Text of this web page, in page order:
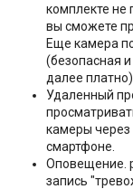
комплекте не
вы сможете
Еще камера
(безопасная
далее платно).
Удаленный
камеры через
смартфоне.
Оповещение.
запись